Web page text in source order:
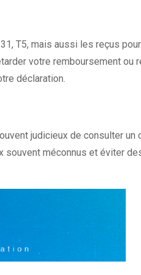
T5, mais aussi les reçus
votre remboursement ou
déclaration.
judicieux de consulter un
méconnus et éviter